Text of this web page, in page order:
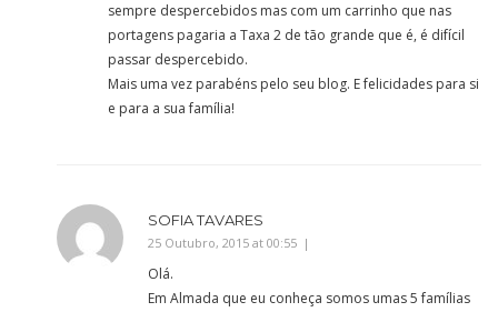
sempre despercebidos mas com um carrinho que nas
portagens pagaria a Taxa 2 de tão grande que é, é difícil
passar despercebido.
Mais uma vez parabéns pelo seu blog. E felicidades para si
e para a sua família!
SOFIA TAVARES
25 Outubro, 2015 at 00:55
Olá.
Em Almada que eu conheça somos umas 5 famílias